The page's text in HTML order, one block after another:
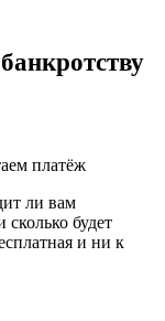
платёж
ли вам
будет
и ни к